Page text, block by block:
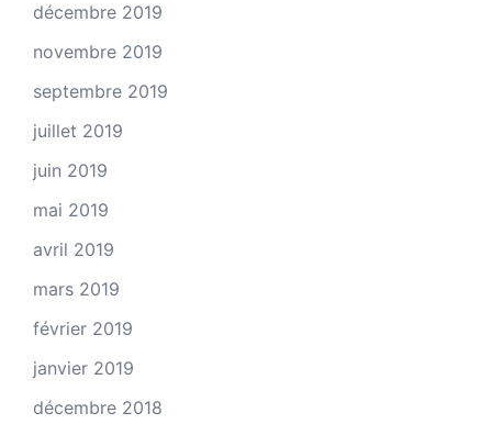
décembre 2019
novembre 2019
septembre 2019
juillet 2019
juin 2019
mai 2019
avril 2019
mars 2019
février 2019
janvier 2019
décembre 2018